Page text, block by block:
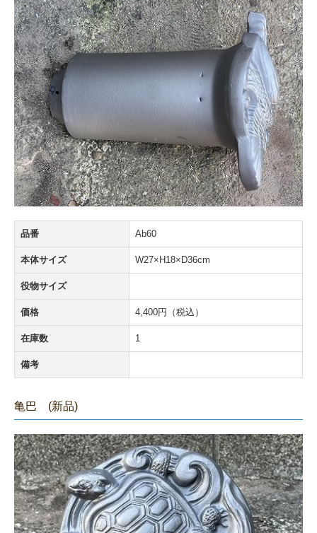
品番 Ab60
本体サイズ W27×H18×D36cm
役物サイズ
価格 4,400円（税込）
在庫数 1
備考
亀巴 (新品)